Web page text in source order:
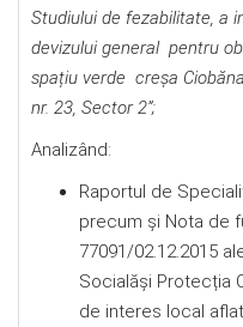
Studiului de fezabilitate, a
devizului general pentru
spațiu verde creșa
nr. 23, Sector 2”;
Analizând:
Raportul de
precum şi Nota de
77091/02.12.2015
Socialăşi Protecția
de interes local